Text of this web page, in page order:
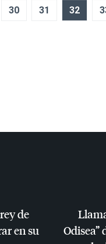
30 31 32
de
en su
Odisea”